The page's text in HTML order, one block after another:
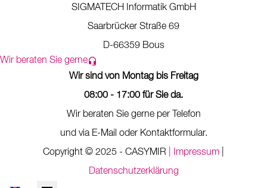
SIGMATECH Informatik GmbH
Saarbrücker Straße 69
D-66359 Bous
Wir beraten Sie gerne
Wir sind von Montag bis Freitag
08:00 - 17:00 für Sie da.
Wir beraten Sie gerne per Telefon
und via E-Mail oder Kontaktformular.
Copyright © 2025 - CASYMIR | Impressum
Datenschutzerklärung